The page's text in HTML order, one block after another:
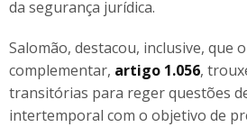
da segurança jurídica.
Salomão, destacou, inclusive, que
complementar, artigo 1.056,
transitórias para reger questões
intertemporal com o objetivo de